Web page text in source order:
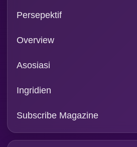
Persepektif
Overview
Asosiasi
Ingridien
Subscribe Magazine